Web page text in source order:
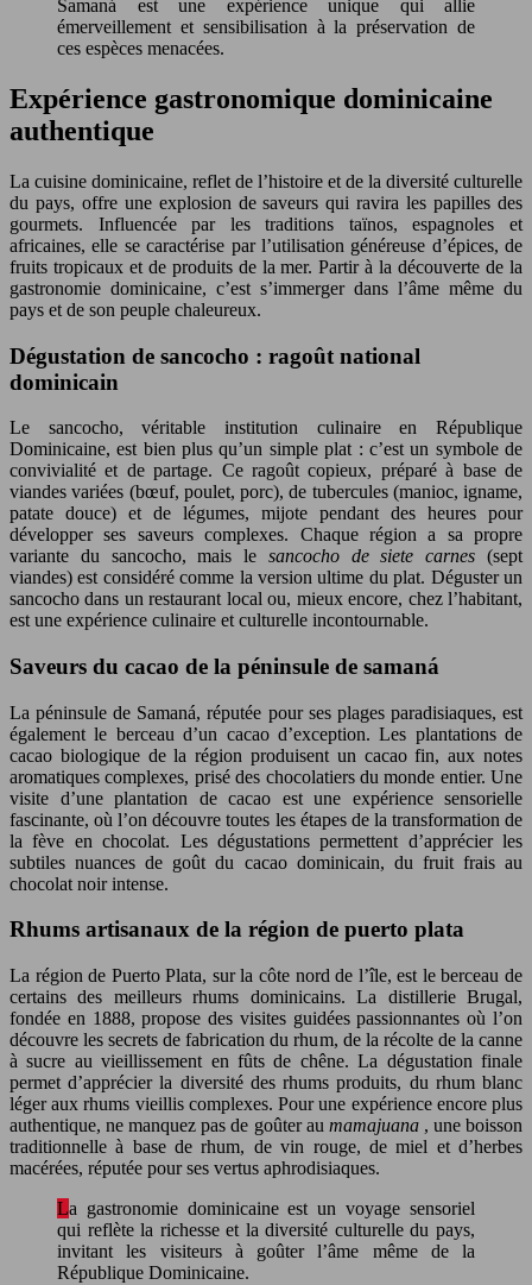
Samaná est une expérience unique qui allie
émerveillement et sensibilisation à la préservation de
ces espèces menacées.
Expérience gastronomique dominicaine
authentique
La cuisine dominicaine, reflet de l’histoire et de la diversité culturelle
du pays, offre une explosion de saveurs qui ravira les papilles des
gourmets. Influencée par les traditions taïnos, espagnoles et
africaines, elle se caractérise par l’utilisation généreuse d’épices, de
fruits tropicaux et de produits de la mer. Partir à la découverte de la
gastronomie dominicaine, c’est s’immerger dans l’âme même du
pays et de son peuple chaleureux.
Dégustation de sancocho : ragoût national
dominicain
Le sancocho, véritable institution culinaire en République
Dominicaine, est bien plus qu’un simple plat : c’est un symbole de
convivialité et de partage. Ce ragoût copieux, préparé à base de
viandes variées (bœuf, poulet, porc), de tubercules (manioc, igname,
patate douce) et de légumes, mijote pendant des heures pour
développer ses saveurs complexes. Chaque région a sa propre
variante du sancocho, mais le sancocho de siete carnes(sept
viandes) est considéré comme la version ultime du plat. Déguster un
sancocho dans un restaurant local ou, mieux encore, chez l’habitant,
est une expérience culinaire et culturelle incontournable.
Saveurs du cacao de la péninsule de samaná
La péninsule de Samaná, réputée pour ses plages paradisiaques, est
également le berceau d’un cacao d’exception. Les plantations de
cacao biologique de la région produisent un cacao fin, aux notes
aromatiques complexes, prisé des chocolatiers du monde entier. Une
visite d’une plantation de cacao est une expérience sensorielle
fascinante, où l’on découvre toutes les étapes de la transformation de
la fève en chocolat. Les dégustations permettent d’apprécier les
subtiles nuances de goût du cacao dominicain, du fruit frais au
chocolat noir intense.
Rhums artisanaux de la région de puerto plata
La région de Puerto Plata, sur la côte nord de l’île, est le berceau de
certains des meilleurs rhums dominicains. La distillerie Brugal,
fondée en 1888, propose des visites guidées passionnantes où l’on
découvre les secrets de fabrication du rhum, de la récolte de la canne
à sucre au vieillissement en fûts de chêne. La dégustation finale
permet d’apprécier la diversité des rhums produits, du rhum blanc
léger aux rhums vieillis complexes. Pour une expérience encore plus
authentique, ne manquez pas de goûter au mamajuana , une boisson
traditionnelle à base de rhum, de vin rouge, de miel et d’herbes
macérées, réputée pour ses vertus aphrodisiaques.
La gastronomie dominicaine est un voyage sensoriel
qui reflète la richesse et la diversité culturelle du pays,
invitant les visiteurs à goûter l’âme même de la
République Dominicaine.